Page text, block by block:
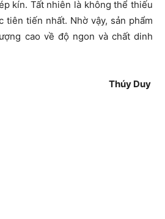
kín. Tất nhiên là không thể thiếu
tiên tiến nhất. Nhờ vậy, sản phẩm
cao về độ ngon và chất dinh
Thúy Duy